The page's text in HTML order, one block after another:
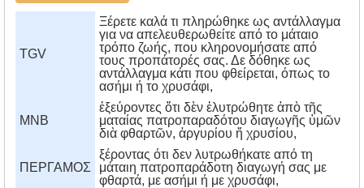
TGV
Ξέρετε καλά τι πληρώθηκε ως αντάλλαγμα
για να απελευθερωθείτε από το μάταιο
τρόπο ζωής, που κληρονομήσατε από
τους προπάτορές σας. Δε δόθηκε ως
αντάλλαγμα κάτι που φθείρεται, όπως το
ασήμι ή το χρυσάφι,
MNB
ἐξεύροντες ὅτι δὲν ἐλυτρώθητε ἀπὸ τῆς
ματαίας πατροπαραδότου διαγωγῆς ὑμῶν
διὰ φθαρτῶν, ἀργυρίου ἤ χρυσίου,
ΠΕΡΓΑΜΟΣ
ξέροντας ότι δεν λυτρωθήκατε από τη
μάταιη πατροπαράδοτη διαγωγή σας με
φθαρτά, με ασήμι ή με χρυσάφι,